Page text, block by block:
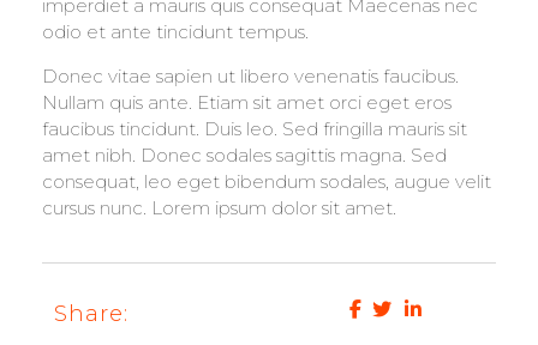
imperdiet a mauris quis consequat Maecenas nec
odio et ante tincidunt tempus.
Donec vitae sapien ut libero venenatis faucibus.
Nullam quis ante. Etiam sit amet orci eget eros
faucibus tincidunt. Duis leo. Sed fringilla mauris sit
amet nibh. Donec sodales sagittis magna. Sed
consequat, leo eget bibendum sodales, augue velit
cursus nunc. Lorem ipsum dolor sit amet.
Share: